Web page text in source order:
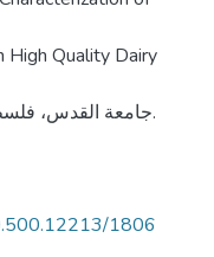
High Quality Dairy
جامعة القدس،
1806